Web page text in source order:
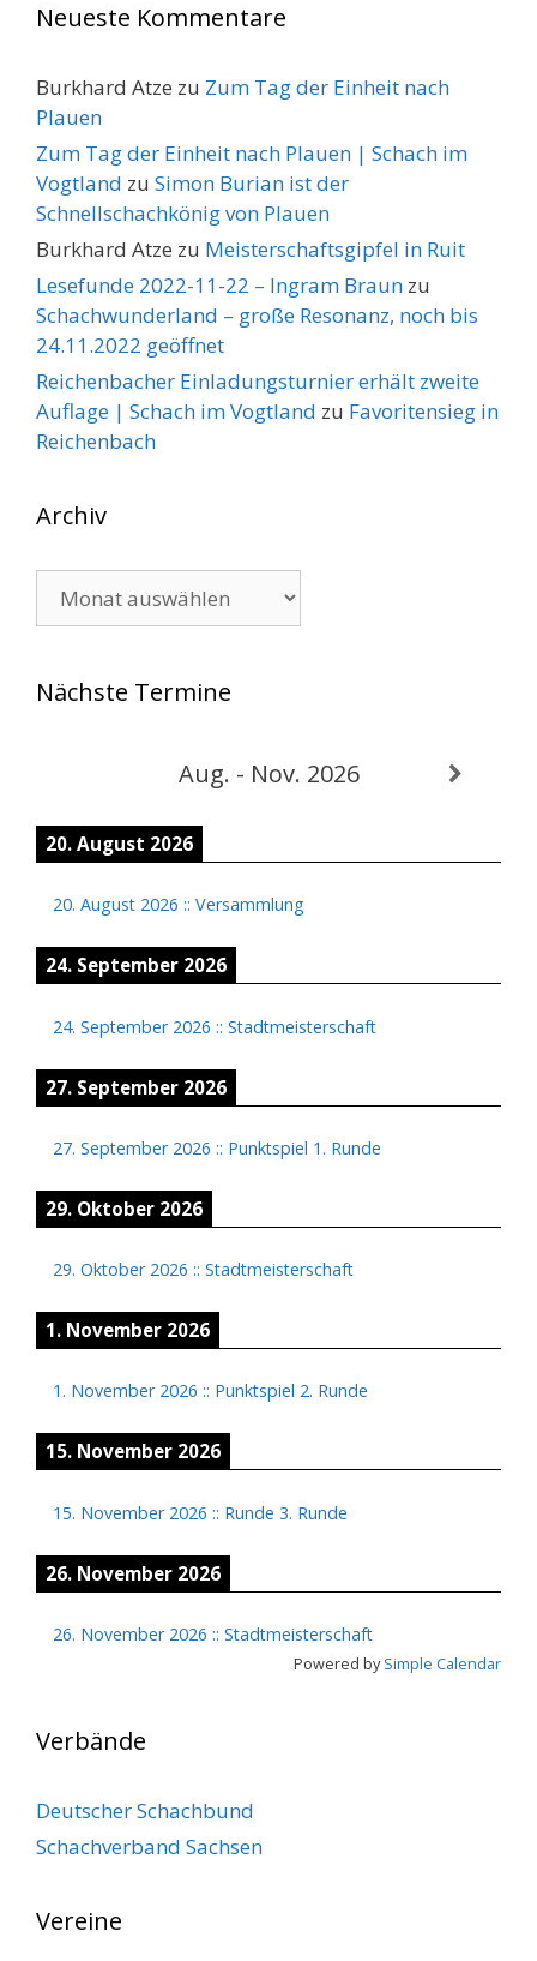
Neueste Kommentare
Burkhard Atze zu Zum Tag der Einheit nach
Plauen
Zum Tag der Einheit nach Plauen | Schach im
Vogtland zu Simon Burian ist der
Schnellschachkönig von Plauen
Burkhard Atze zu Meisterschaftsgipfel in Ruit
Lesefunde 2022-11-22 – Ingram Braun zu
Schachwunderland – große Resonanz, noch bis
24.11.2022 geöffnet
Reichenbacher Einladungsturnier erhält zweite
Auflage | Schach im Vogtland zu Favoritensieg in
Reichenbach
Archiv
Nächste Termine
Aug. - Nov. 2026
20. August 2026
20. August 2026 :: Versammlung
24. September 2026
24. September 2026 :: Stadtmeisterschaft
27. September 2026
27. September 2026 :: Punktspiel 1. Runde
29. Oktober 2026
29. Oktober 2026 :: Stadtmeisterschaft
1. November 2026
1. November 2026 :: Punktspiel 2. Runde
15. November 2026
15. November 2026 :: Runde 3. Runde
26. November 2026
26. November 2026 :: Stadtmeisterschaft
Powered bySimple Calendar
Verbände
Deutscher Schachbund
Schachverband Sachsen
Vereine